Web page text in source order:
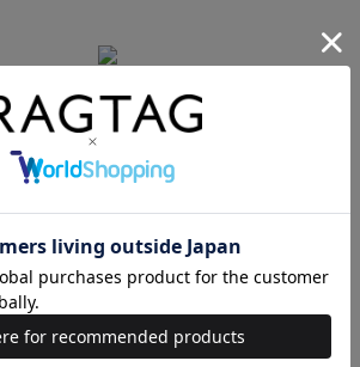
Maison MIHARA YASUHIRO
UNDERCOVER